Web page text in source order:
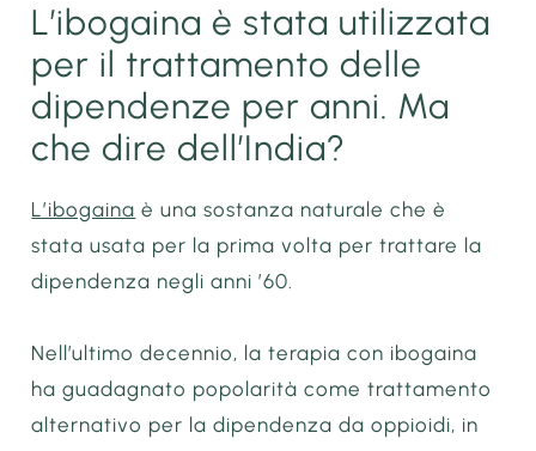
L’ibogaina è stata utilizzata
per il trattamento delle
dipendenze per anni. Ma
che dire dell’India?
L’ibogaina è una sostanza naturale che è
stata usata per la prima volta per trattare la
dipendenza negli anni ’60.
Nell’ultimo decennio, la terapia con ibogaina
ha guadagnato popolarità come trattamento
alternativo per la dipendenza da oppioidi, in